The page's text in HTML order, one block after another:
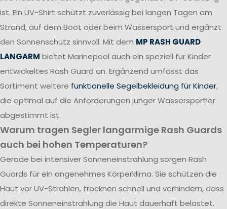
ist. Ein UV-Shirt schützt zuverlässig bei langen Tagen am
Strand, auf dem Boot oder beim Wassersport und ergänzt
den Sonnenschutz sinnvoll. Mit dem MP RASH GUARD
LANGARM bietet Marinepool auch ein speziell für Kinder
entwickeltes Rash Guard an. Ergänzend umfasst das
Sortiment weitere funktionelle Segelbekleidung für Kinder,
die optimal auf die Anforderungen junger Wassersportler
abgestimmt ist.
Warum tragen Segler langarmige Rash Guards
auch bei hohen Temperaturen?
Gerade bei intensiver Sonneneinstrahlung sorgen Rash
Guards für ein angenehmes Körperklima. Sie schützen die
Haut vor UV-Strahlen, trocknen schnell und verhindern, dass
direkte Sonneneinstrahlung die Haut dauerhaft belastet.